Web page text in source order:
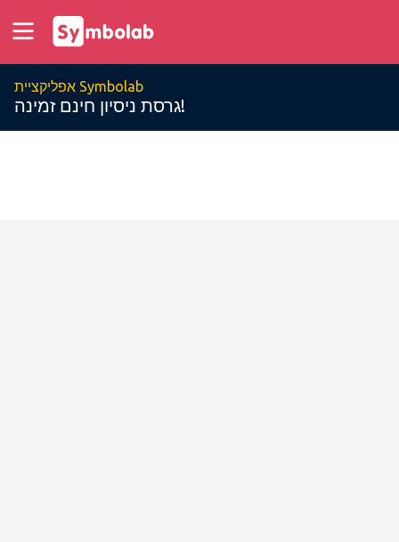
אפליקציית Symbolab
גרסת ניסיון חינם זמינה!